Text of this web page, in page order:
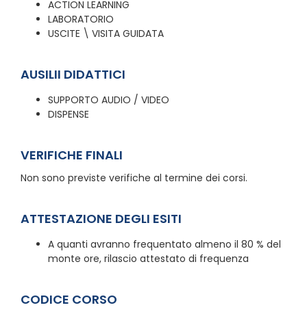
ACTION LEARNING
LABORATORIO
USCITE \ VISITA GUIDATA
AUSILII DIDATTICI
SUPPORTO AUDIO / VIDEO
DISPENSE
VERIFICHE FINALI
Non sono previste verifiche al termine dei corsi.
ATTESTAZIONE DEGLI ESITI
A quanti avranno frequentato almeno il 80 % del
monte ore, rilascio attestato di frequenza
CODICE CORSO